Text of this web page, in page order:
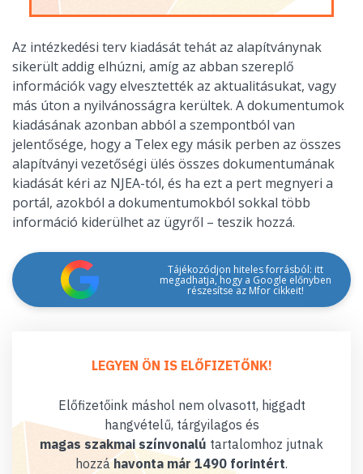
Az intézkedési terv kiadását tehát az alapítványnak
sikerült addig elhúzni, amíg az abban szereplő
információk vagy elvesztették az aktualitásukat, vagy
más úton a nyilvánosságra kerültek. A dokumentumok
kiadásának azonban abból a szempontból van
jelentősége, hogy a Telex egy másik perben az összes
alapítványi vezetőségi ülés összes dokumentumának
kiadását kéri az NJEA-tól, és ha ezt a pert megnyeri a
portál, azokból a dokumentumokból sokkal több
információ kiderülhet az ügyről – teszik hozzá.
Tájékozódjon hiteles forrásból: itt
megadhatja, hogy a Google előnyben
részesítse az Mfor cikkeit!
LEGYEN ÖN IS ELŐFIZETŐNK!
Előfizetőink máshol nem olvasott, higgadt
hangvételű, tárgyilagos és
magas szakmai színvonalú tartalomhoz jutnak
hozzáhavonta már 1490 forintért.